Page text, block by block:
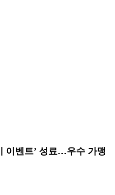
이벤트’ 성료…우수 가맹